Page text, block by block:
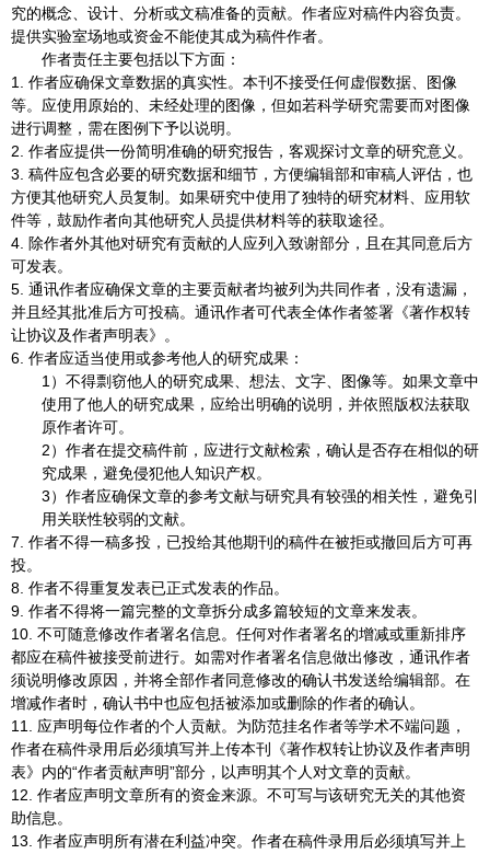
究的概念、设计、分析或文稿准备的贡献。作者应对稿件内容负责。
提供实验室场地或资金不能使其成为稿件作者。
作者责任主要包括以下方面：
1. 作者应确保文章数据的真实性。本刊不接受任何虚假数据、图像
等。应使用原始的、未经处理的图像，但如若科学研究需要而对图像
进行调整，需在图例下予以说明。
2. 作者应提供一份简明准确的研究报告，客观探讨文章的研究意义。
3. 稿件应包含必要的研究数据和细节，方便编辑部和审稿人评估，也
方便其他研究人员复制。如果研究中使用了独特的研究材料、应用软
件等，鼓励作者向其他研究人员提供材料等的获取途径。
4. 除作者外其他对研究有贡献的人应列入致谢部分，且在其同意后方
可发表。
5. 通讯作者应确保文章的主要贡献者均被列为共同作者，没有遗漏，
并且经其批准后方可投稿。通讯作者可代表全体作者签署《著作权转
让协议及作者声明表》。
6. 作者应适当使用或参考他人的研究成果：
1 ）不得剽窃他人的研究成果、想法、文字、图像等。如果文章中
使用了他人的研究成果，应给出明确的说明，并依照版权法获取
原作者许可。
2）作者在提交稿件前，应进行文献检索，确认是否存在相似的研
究成果，避免侵犯他人知识产权。
3）作者应确保文章的参考文献与研究具有较强的相关性，避免引
用关联性较弱的文献。
7. 作者不得一稿多投，已投给其他期刊的稿件在被拒或撤回后方可再
投。
8. 作者不得重复发表已正式发表的作品。
9. 作者不得将一篇完整的文章拆分成多篇较短的文章来发表。
10. 不可随意修改作者署名信息。任何对作者署名的增减或重新排序
都应在稿件被接受前进行。如需对作者署名信息做出修改，通讯作者
须说明修改原因，并将全部作者同意修改的确认书发送给编辑部。在
增减作者时，确认书中也应包括被添加或删除的作者的确认。
11. 应声明每位作者的个人贡献。为防范挂名作者等学术不端问题，
作者在稿件录用后必须填写并上传本刊《著作权转让协议及作者声明
表》内的“作者贡献声明”部分，以声明其个人对文章的贡献。
12. 作者应声明文章所有的资金来源。不可写与该研究无关的其他资
助信息。
13. 作者应声明所有潜在利益冲突。作者在稿件录用后必须填写并上